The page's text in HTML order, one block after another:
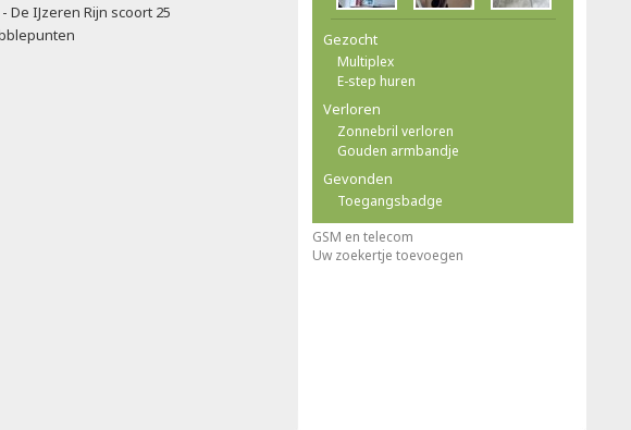
- De IJzeren Rijn scoort 25
Gezocht
Multiplex
E-step huren
Verloren
Zonnebril verloren
Gouden armbandje
Gevonden
Toegangsbadge
GSM en telecom
Uw zoekertje toevoegen